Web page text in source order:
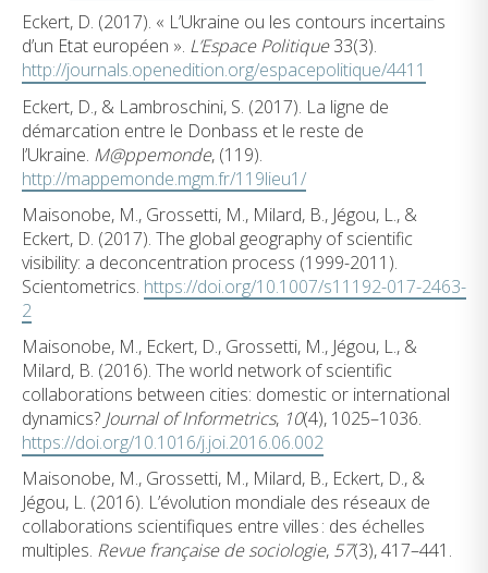
Eckert, D. (2017). « L’Ukraine ou les contours incertains
d’un Etat européen ». L’Espace Politique33(3).
http://journals.openedition.org/espacepolitique/4411
Eckert, D., & Lambroschini, S. (2017). La ligne de
démarcation entre le Donbass et le reste de
l’Ukraine. M@ppemonde, (119).
http://mappemonde.mgm.fr/119lieu1/
Maisonobe, M., Grossetti, M., Milard, B., Jégou, L., &
Eckert, D. (2017). The global geography of scientific
visibility: a deconcentration process (1999-2011).
Scientometrics. https://doi.org/10.1007/s11192-017-2463-
2
Maisonobe, M., Eckert, D., Grossetti, M., Jégou, L., &
Milard, B. (2016). The world network of scientific
collaborations between cities: domestic or international
dynamics? Journal of Informetrics, 10(4), 1025–1036.
https://doi.org/10.1016/j.joi.2016.06.002
Maisonobe, M., Grossetti, M., Milard, B., Eckert, D., &
Jégou, L. (2016). L’évolution mondiale des réseaux de
collaborations scientifiques entre villes : des échelles
multiples. Revue française de sociologie, 57(3), 417–441.